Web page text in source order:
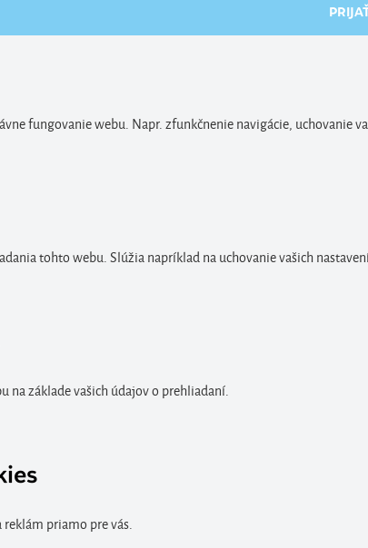
fungovanie webu. Napr. zfunkčnenie navigácie, uchovanie
tohto webu. Slúžia napríklad na uchovanie vašich
na základe vašich údajov o prehliadaní.
priamo pre vás.